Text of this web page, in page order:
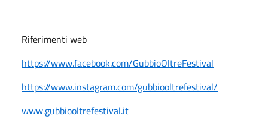
Riferimenti web
https://www.facebook.com/GubbioOltreFestival
https://www.instagram.com/gubbiooltrefestival/
www.gubbiooltrefestival.it